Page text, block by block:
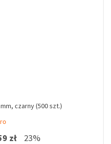
czarny (500 szt.)
zł 23%